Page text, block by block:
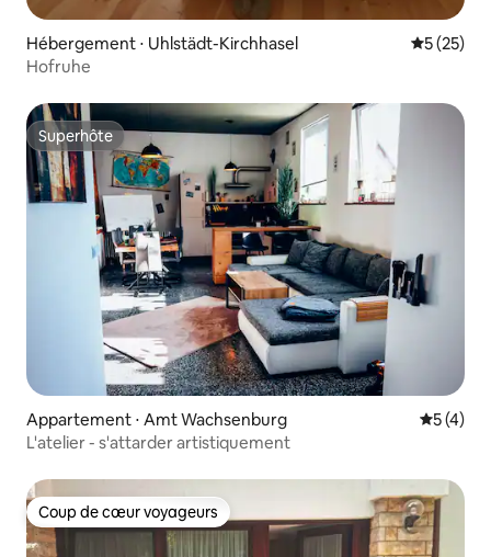
Hébergement ⋅ Uhlstädt-Kirchhasel
5 (25)
Hofruhe
Superhôte
Superhôte
Appartement ⋅ Amt Wachsenburg
5 (4)
L'atelier - s'attarder artistiquement
Coup de cœur voyageurs
Coup de cœur voyageurs